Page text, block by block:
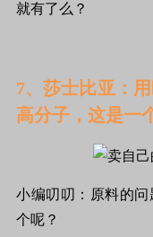
就有了么？
7、莎士比亚：
高分子，这是一
小编叨叨：原料的
个呢？